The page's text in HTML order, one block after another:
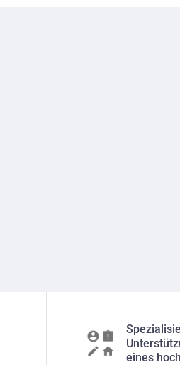
eines